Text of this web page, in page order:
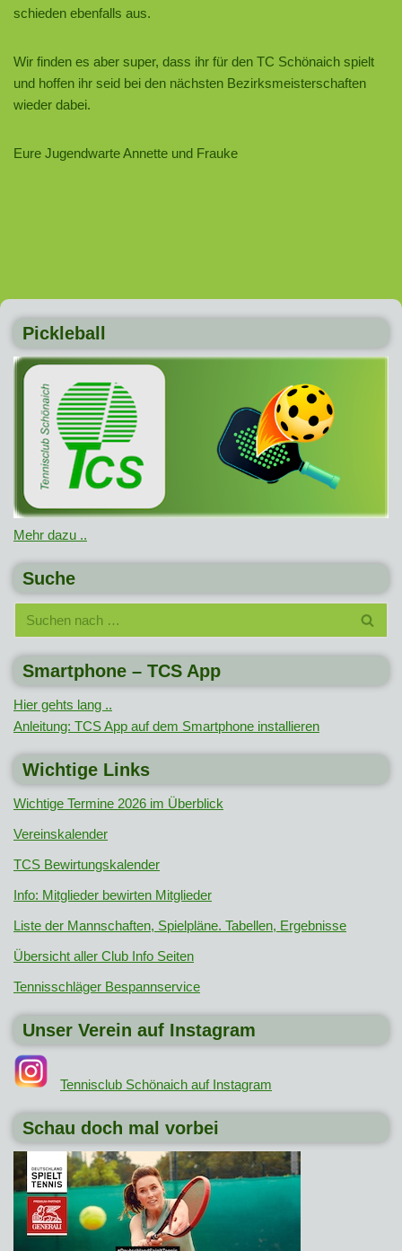
schieden ebenfalls aus.
Wir finden es aber super, dass ihr für den TC Schönaich spielt
und hoffen ihr seid bei den nächsten Bezirksmeisterschaften
wieder dabei.
Eure Jugendwarte Annette und Frauke
Pickleball
Mehr dazu ..
Suche
Smartphone – TCS App
Hier gehts lang ..
Anleitung: TCS App auf dem Smartphone installieren
Wichtige Links
Wichtige Termine 2026 im Überblick
Vereinskalender
TCS Bewirtungskalender
Info: Mitglieder bewirten Mitglieder
Liste der Mannschaften, Spielpläne. Tabellen, Ergebnisse
Übersicht aller Club Info Seiten
Tennisschläger Bespannservice
Unser Verein auf Instagram
Tennisclub Schönaich auf Instagram
Schau doch mal vorbei